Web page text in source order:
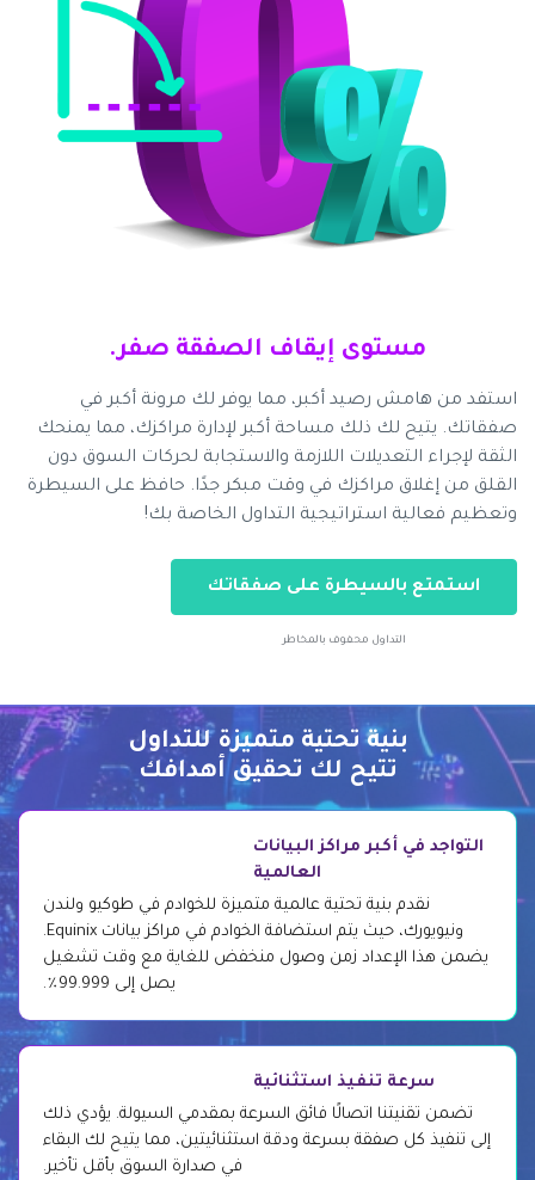
مستوى إيقاف الصفقة صفر.
استفد من هامش رصيد أكبر، مما يوفر لك مرونة أكبر في
صفقاتك. يتيح لك ذلك مساحة أكبر لإدارة مراكزك، مما يمنحك
الثقة لإجراء التعديلات اللازمة والاستجابة لحركات السوق دون
القلق من إغلاق مراكزك في وقت مبكر جدًا. حافظ على السيطرة
وتعظيم فعالية استراتيجية التداول الخاصة بك!
استمتع بالسيطرة على صفقاتك
التداول محفوف بالمخاطر
بنية تحتية متميزة للتداول
تتيح لك تحقيق أهدافك
التواجد في أكبر مراكز البيانات
العالمية
نقدم بنية تحتية عالمية متميزة للخوادم في طوكيو ولندن
ونيويورك، حيث يتم استضافة الخوادم في مراكز بيانات Equinix.
يضمن هذا الإعداد زمن وصول منخفض للغاية مع وقت تشغيل
يصل إلى 99.999٪.
سرعة تنفيذ استثنائية
تضمن تقنيتنا اتصالًا فائق السرعة بمقدمي السيولة. يؤدي ذلك
إلى تنفيذ كل صفقة بسرعة ودقة استثنائيتين، مما يتيح لك البقاء
في صدارة السوق بأقل تأخير.